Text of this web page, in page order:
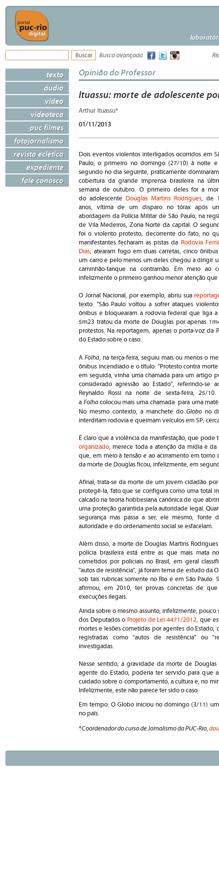
Busca avançada
texto
áudio
vídeo
videoteca
puc filmes
fotojornalismo
revista eclética
expediente
fale conosco
Opinião do Professor
Ituassu: morte de adolescente
Arthur Ituassu*
01/11/2013
Dois eventos violentos interligados ocorridos em
Paulo, o primeiro no domingo (27/10) à noite
segundo no dia seguinte, praticamente
cobertura da grande imprensa brasileira na
semana de outubro. O primeiro deles foi a
do adolescente Douglas Martins Rodrigues, de
anos, vítima de um disparo no tórax após
abordagem da Polícia Militar de São Paulo, na
de Vila Medeiros, Zona Norte da capital. O
foi o violento protesto, decorrente do fato, no
manifestantes fecharam as pistas da Rodovia
Dias, atearam fogo em duas carretas, cinco
um carro e pelo menos um deles chegou a dirigir
caminhão-tanque na contramão. Em meio ao
infelizmente o primeiro ganhou menor atenção
O Jornal Nacional, por exemplo, abriu sua
texto: "São Paulo voltou a sofrer ataques
ônibus e bloquearam a rodovia federal que liga
5m23 tratou da morte de Douglas por apenas
protestos. Na reportagem, apenas o porta-voz da
do Estado sobre o caso.
A Folha, na terça-feira, seguiu mais ou menos o
ônibus incendiado e o título: "Protesto contra
em seguida, vinha uma chamada para um artigo
considerado agressão ao Estado", referindo-se
Reynaldo Rossi na noite de sexta-feira, 25/
a Folha colocou mais uma chamada: para uma
No mesmo contexto, a manchete do Globono
interditam rodovia e queimam veículos em SP;
É claro que a violência da manifestação, que
organizado, merece toda a atenção da mídia e
que, em meio à tensão e ao acirramento em torno
da morte de Douglas ficou, infelizmente, em
Afinal, trata-se da morte de um jovem cidadão
protegê-la, fato que se configura como uma total
calcado na teoria hobbesiana canônica de que
uma proteção garantida pela autoridade legal.
segurança mas passa a ser, ele mesmo, fonte
autoridade e do ordenamento social se esfacelam.
Além disso, a morte de Douglas Martins
polícia brasileira está entre as que mais mata
cometidos por policiais no Brasil, em geral
"autos de resistência", já foram tema de estudo da
sob tais rubricas somente no Rio e em São
afirmou, em 2010, ter provas concretas de
execuções ilegais.
Ainda sobre o mesmo assunto, infelizmente, pouco
dos Deputados o Projeto de Lei 4471/2012, que
mortes e lesões cometidas por agentes do
registradas como “autos de resistência'' ou
investigadas.
Nesse sentido, a gravidade da morte de
agente do Estado, poderia ter servido para que
cuidado sobre o comportamento, a cultura e, no
Infelizmente, este não parece ter sido o caso.
Em tempo: O Globo iniciou no domingo (3/11)
no país.
*Coordenador do curso de Jornalismo da PUC-Rio,